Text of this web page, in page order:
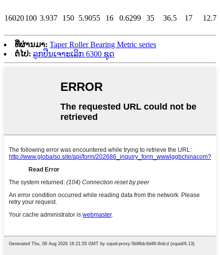
16020100 3.937 150 5.9055 16 0.6299 35 36.5 17 12.7
ທີ່ຜ່ານມາ: Taper Roller Bearing Metric series
ຕໍ່ໄປ: ລູກປືນເຈາະເລິກ 6300 ຊຸດ